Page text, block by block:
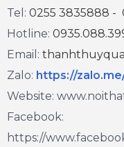
Tel: 0255 3835888 -
Hotline:
Email:
Zalo: https://
Website:
Facebook:
https://